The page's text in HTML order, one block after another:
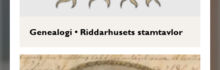
Genealogi • Riddarhusets stamtavlor